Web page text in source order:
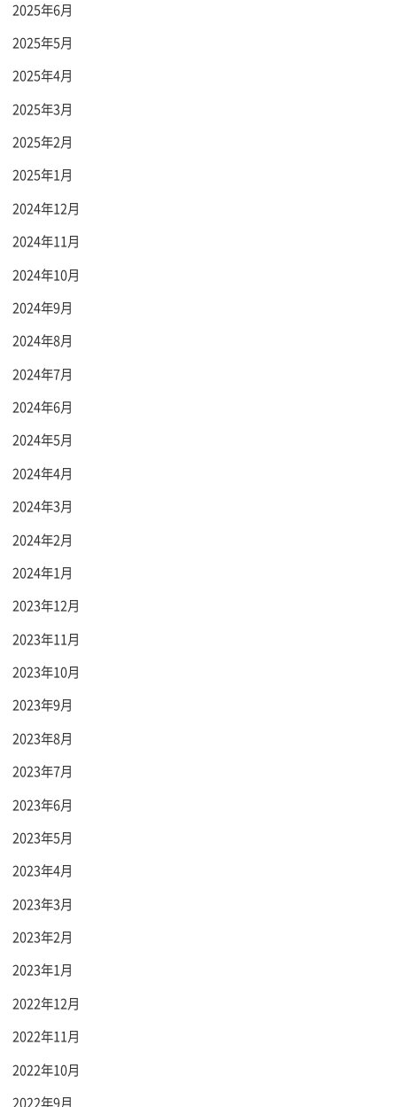
2025年6月
2025年5月
2025年4月
2025年3月
2025年2月
2025年1月
2024年12月
2024年11月
2024年10月
2024年9月
2024年8月
2024年7月
2024年6月
2024年5月
2024年4月
2024年3月
2024年2月
2024年1月
2023年12月
2023年11月
2023年10月
2023年9月
2023年8月
2023年7月
2023年6月
2023年5月
2023年4月
2023年3月
2023年2月
2023年1月
2022年12月
2022年11月
2022年10月
2022年9月